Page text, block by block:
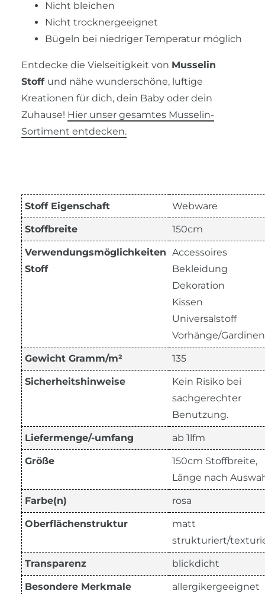
Nicht bleichen
Nicht trocknergeeignet
Bügeln bei niedriger Temperatur möglich
Entdecke die Vielseitigkeit von Musselin
Stoff und nähe wunderschöne, luftige
Kreationen für dich, dein Baby oder dein
Zuhause! Hier unser gesamtes Musselin-
Sortiment entdecken.
Stoff Eigenschaft Webware
Stoffbreite 150cm
Verwendungsmöglichkeiten
Stoff
Accessoires
Bekleidung
Dekoration
Kissen
Universalstoff
Vorhänge/Gardinen
Gewicht Gramm/m² 135
Sicherheitshinweise
Kein Risiko bei
sachgerechter
Benutzung.
Liefermenge/-umfang ab 1lfm
Größe
150cm Stoffbreite,
Länge nach
Farbe(n) rosa
Oberflächenstruktur
matt
strukturiert/
Transparenz blickdicht
Besondere Merkmale
allergikergeeignet